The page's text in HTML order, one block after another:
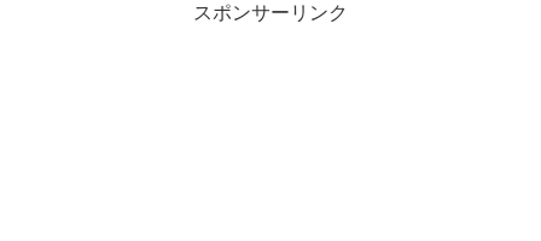
スポンサーリンク